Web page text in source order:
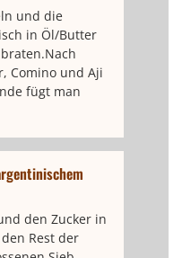
und die
in Öl/Butter
Comino und Aji
fügt man
den Zucker in
Rest der